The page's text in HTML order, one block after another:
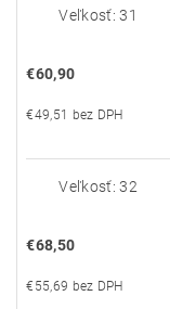
Veľkosť: 31
€60,90
€49,51 bez DPH
Veľkosť: 32
€68,50
€55,69 bez DPH